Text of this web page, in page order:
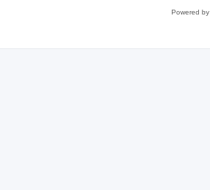
Powered by